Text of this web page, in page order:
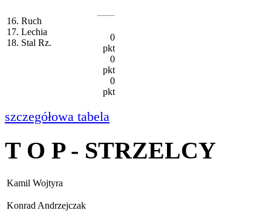
16. Ruch
17. Lechia
18. Stal Rz.
0
pkt
0
pkt
0
pkt
szczegółowa tabela
T O P - STRZELCY
Kamil Wojtyra
Konrad Andrzejczak